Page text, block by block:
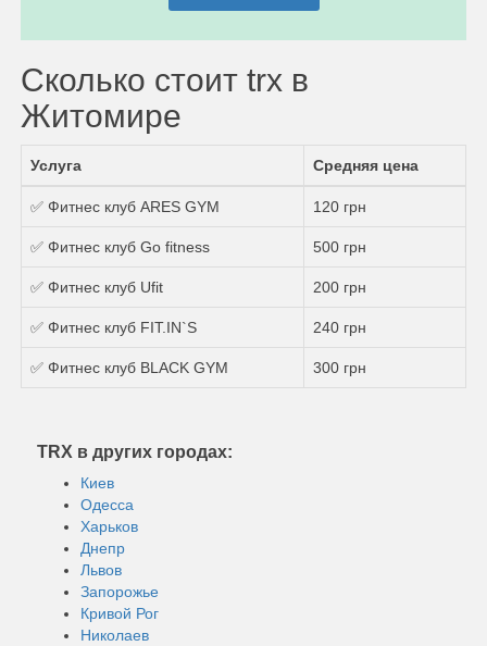
Сколько стоит trx в
Житомире
Услуга Средняя цена
✅ Фитнес клуб ARES GYM 120 грн
✅ Фитнес клуб Go fitness 500 грн
✅ Фитнес клуб Ufit 200 грн
✅ Фитнес клуб FIT.IN`S 240 грн
✅ Фитнес клуб BLACK GYM 300 грн
TRX в других городах:
Киев
Одесса
Харьков
Днепр
Львов
Запорожье
Кривой Рог
Николаев